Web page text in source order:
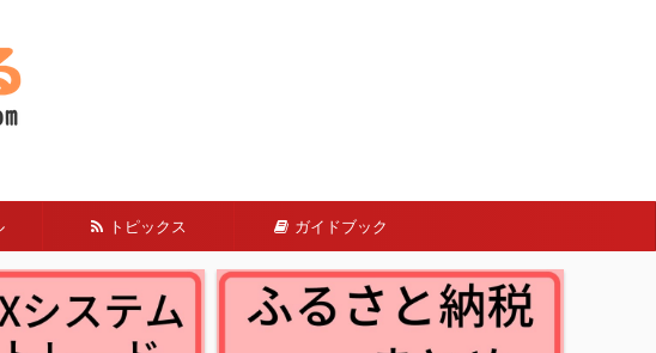
トピックス ガイドブック